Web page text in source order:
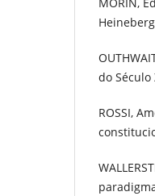
do Século
ROSSI,